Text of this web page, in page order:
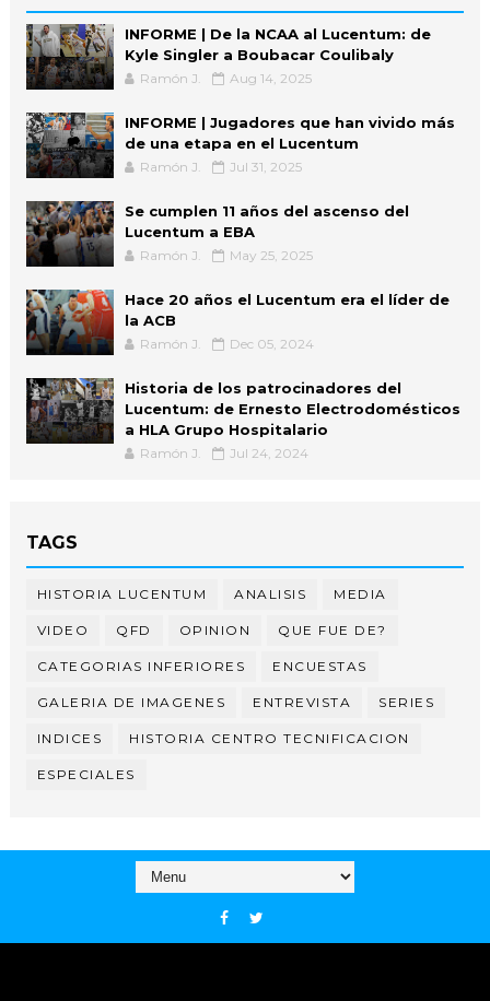
INFORME | De la NCAA al Lucentum: de
Kyle Singler a Boubacar Coulibaly
Ramón J. Aug 14, 2025
INFORME | Jugadores que han vivido más
de una etapa en el Lucentum
Ramón J. Jul 31, 2025
Se cumplen 11 años del ascenso del
Lucentum a EBA
Ramón J. May 25, 2025
Hace 20 años el Lucentum era el líder de
la ACB
Ramón J. Dec 05, 2024
Historia de los patrocinadores del
Lucentum: de Ernesto Electrodomésticos
a HLA Grupo Hospitalario
Ramón J. Jul 24, 2024
TAGS
HISTORIA LUCENTUM ANALISIS MEDIA
VIDEO QFD OPINION QUE FUE DE?
CATEGORIAS INFERIORES ENCUESTAS
GALERIA DE IMAGENES ENTREVISTA SERIES
INDICES HISTORIA CENTRO TECNIFICACION
ESPECIALES